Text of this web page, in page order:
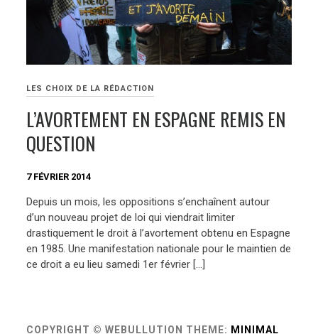
LES CHOIX DE LA RÉDACTION
L’AVORTEMENT EN ESPAGNE REMIS EN
QUESTION
7 FÉVRIER 2014
Depuis un mois, les oppositions s’enchaînent autour
d’un nouveau projet de loi qui viendrait limiter
drastiquement le droit à l’avortement obtenu en Espagne
en 1985. Une manifestation nationale pour le maintien de
ce droit a eu lieu samedi 1er février […]
COPYRIGHT © WEBULLUTION THEME: MINIMAL